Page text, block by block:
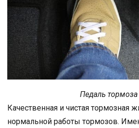
Педаль тормоза
Качественная и чистая тормозная
нормальной работы тормозов.